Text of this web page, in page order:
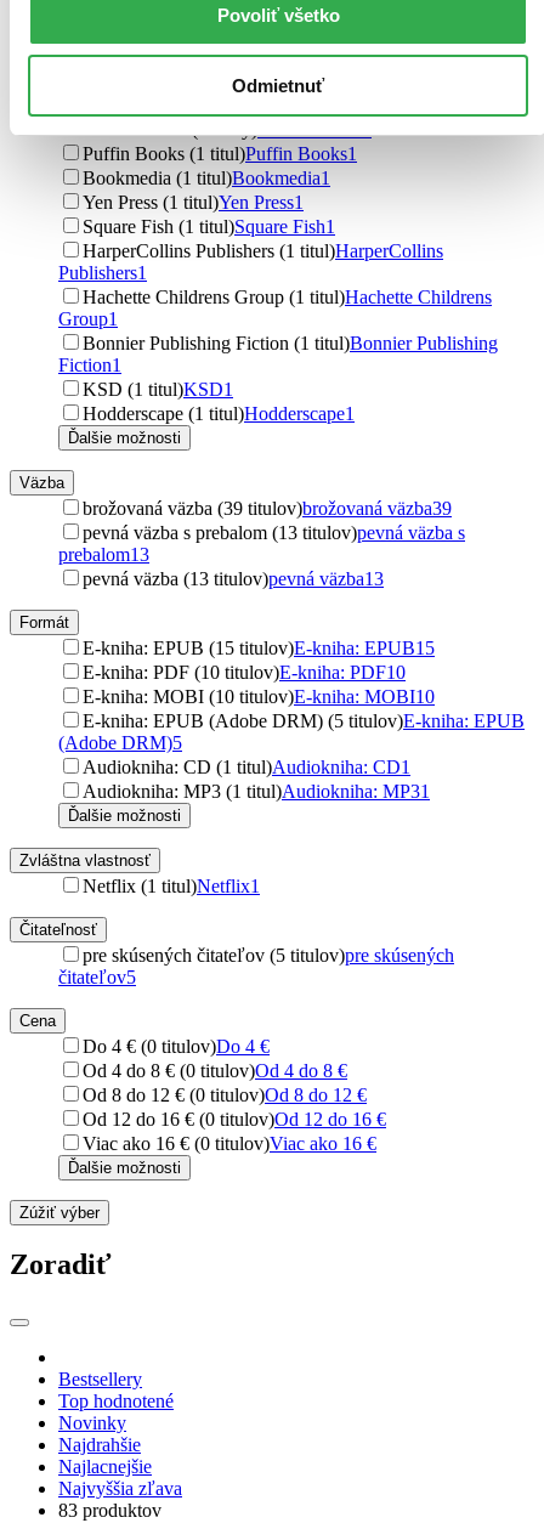
Povoliť všetko
Odmietnuť
Berkley Books (3 tituly)Berkley Books
Hot Key (2 tituly)Hot Key2
Usborne2
Puffin Books (1 titul)Puffin Books1
Bookmedia (1 titul)Bookmedia1
Yen Press (1 titul)Yen Press1
Square Fish (1 titul)Square Fish1
HarperCollins Publishers (1 titul)HarperCollins
Publishers1
Hachette Childrens Group (1 titul)Hachette Childrens
Group1
Bonnier Publishing Fiction (1 titul)Bonnier Publishing
Fiction1
KSD (1 titul)KSD1
Hodderscape (1 titul)Hodderscape1
Ďalšie možnosti
Väzba
brožovaná väzba (39 titulov)brožovaná väzba39
pevná väzba s prebalom (13 titulov)pevná väzba s
prebalom13
pevná väzba (13 titulov)pevná väzba13
Formát
E-kniha: EPUB (15 titulov)E-kniha: EPUB15
E-kniha: PDF (10 titulov)E-kniha: PDF10
E-kniha: MOBI (10 titulov)E-kniha: MOBI10
E-kniha: EPUB (Adobe DRM) (5 titulov)E-kniha: EPUB
(Adobe DRM)5
Audiokniha: CD (1 titul)Audiokniha: CD1
Audiokniha: MP3 (1 titul)Audiokniha: MP31
Ďalšie možnosti
Zvláštna vlastnosť
Netflix (1 titul)Netflix1
Čitateľnosť
pre skúsených čitateľov (5 titulov)pre skúsených
čitateľov5
Cena
Do 4 € (0 titulov)Do 4 €
Od 4 do 8 € (0 titulov)Od 4 do 8 €
Od 8 do 12 € (0 titulov)Od 8 do 12 €
Od 12 do 16 € (0 titulov)Od 12 do 16 €
Viac ako 16 € (0 titulov)Viac ako 16 €
Ďalšie možnosti
Zúžiť výber
Zoradiť
Bestsellery
Top hodnotené
Novinky
Najdrahšie
Najlacnejšie
Najvyššia zľava
83 produktov